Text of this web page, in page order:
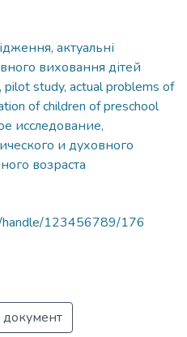
актуальні
виховання дітей
pilot study, actual problems of
of children of preschool
исследование,
и духовного
возраста
handle/123456789/176